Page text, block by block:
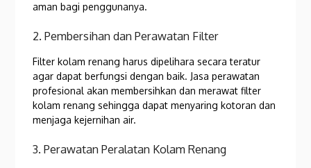
aman bagi penggunanya.
2. Pembersihan dan Perawatan Filter
Filter kolam renang harus dipelihara secara teratur
agar dapat berfungsi dengan baik. Jasa perawatan
profesional akan membersihkan dan merawat filter
kolam renang sehingga dapat menyaring kotoran dan
menjaga kejernihan air.
3. Perawatan Peralatan Kolam Renang